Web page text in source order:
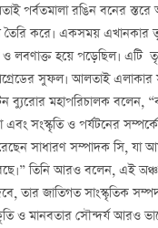
পর্বতমালা রঙিন বনের স্তরে
তৈরি করে। একসময় এখানকার
ও লবণাক্ত হয়ে পড়েছিল। এটি
সুফল। আলতাই এলাকার
ব্যুরোর মহাপরিচালক বলেন,
সংস্কৃতি ও পর্যটনের
সাধারণ সম্পাদক সি, যা
তিনি আরও বলেন, এই
তার জাতিগত সাংস্কৃতিক
ও মানবতার সৌন্দর্য আরও